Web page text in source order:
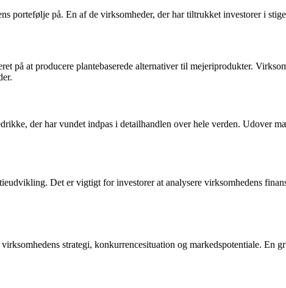
portefølje på. En af de virksomheder, der har tiltrukket investorer i
på at producere plantebaserede alternativer til mejeriprodukter.
der har vundet indpas i detailhandlen over hele verden. Udover
Det er vigtigt for investorer at analysere virksomhedens
strategi, konkurrencesituation og markedspotentiale. En